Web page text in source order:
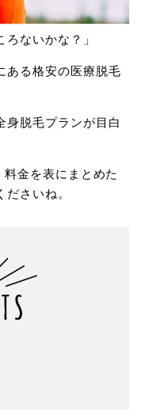
ろないかな？」
ある格安の医療脱毛
身脱毛プランが目白
金を表にまとめた
さいね。